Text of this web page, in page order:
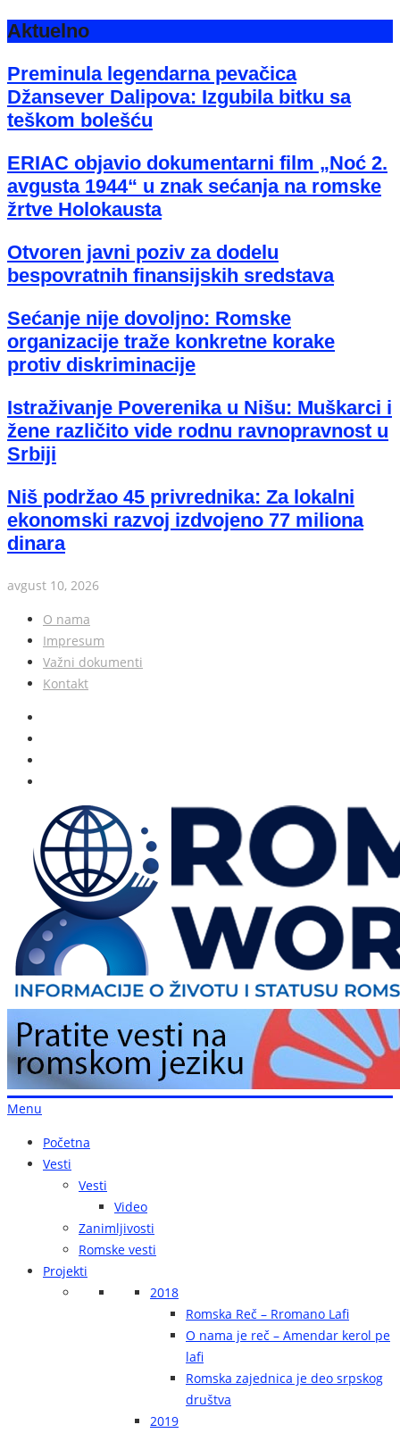
Aktuelno
Preminula legendarna pevačica
Džansever Dalipova: Izgubila bitku sa
teškom bolešću
ERIAC objavio dokumentarni film „Noć 2.
avgusta 1944“ u znak sećanja na romske
žrtve Holokausta
Otvoren javni poziv za dodelu
bespovratnih finansijskih sredstava
Sećanje nije dovoljno: Romske
organizacije traže konkretne korake
protiv diskriminacije
Istraživanje Poverenika u Nišu: Muškarci i
žene različito vide rodnu ravnopravnost u
Srbiji
Niš podržao 45 privrednika: Za lokalni
ekonomski razvoj izdvojeno 77 miliona
dinara
avgust 10, 2026
O nama
Impresum
Važni dokumenti
Kontakt
Menu
Početna
Vesti
Vesti
Video
Zanimljivosti
Romske vesti
Projekti
2018
Romska Reč – Rromano Lafi
O nama je reč – Amendar kerol pe
lafi
Romska zajednica je deo srpskog
društva
2019